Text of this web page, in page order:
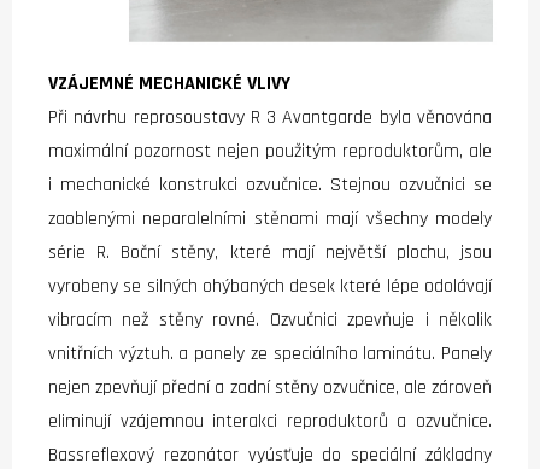
VZÁJEMNÉ MECHANICKÉ VLIVY
Při návrhu reprosoustavy R 3 Avantgarde byla věnována
maximální pozornost nejen použitým reproduktorům, ale
i mechanické konstrukci ozvučnice. Stejnou ozvučnici se
zaoblenými neparalelními stěnami mají všechny modely
série R. Boční stěny, které mají největší plochu, jsou
vyrobeny se silných ohýbaných desek které lépe odolávají
vibracím než stěny rovné. Ozvučnici zpevňuje i několik
vnitřních výztuh. a panely ze speciálního laminátu. Panely
nejen zpevňují přední a zadní stěny ozvučnice, ale zároveň
eliminují vzájemnou interakci reproduktorů a ozvučnice.
Bassreflexový rezonátor vyúsťuje do speciální základny